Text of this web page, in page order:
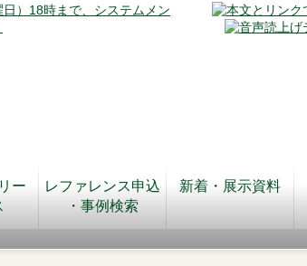
）18時まで、システムメン
ー
レファレンス申込
・事例検索
新着・展示資料